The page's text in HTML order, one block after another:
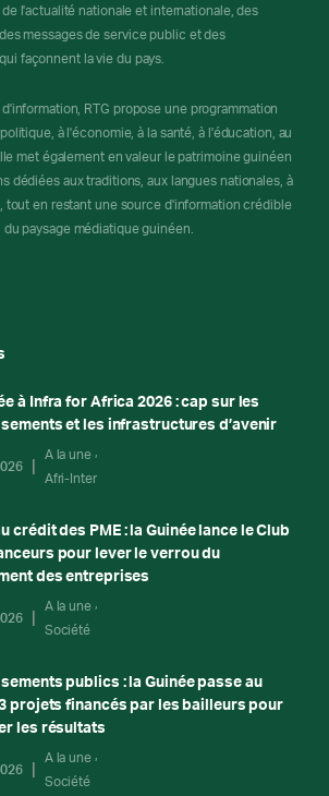
l'actualité nationale et internationale, des
messages de service public et des
façonnent la vie du pays.
RTG propose une programmation
à l'économie, à la santé, à l'éducation, au
met également en valeur le patrimoine guinéen
dédiées aux traditions, aux langues nationales, à
tout en restant une source d'information crédible
paysage médiatique guinéen.
à Infra for Africa 2026 : cap sur les
et les infrastructures d’avenir
A la une
Afri-Inter
crédit des PME : la Guinée lance le Club
pour lever le verrou du
des entreprises
A la une
Société
publics : la Guinée passe au
projets financés par les bailleurs pour
les résultats
A la une
Société